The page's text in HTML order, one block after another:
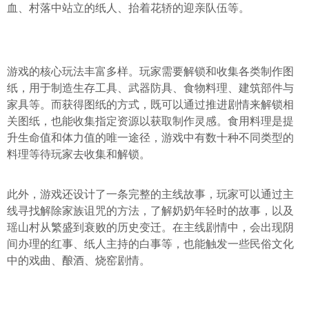
血、村落中站立的纸人、抬着花轿的迎亲队伍等。
游戏的核心玩法丰富多样。玩家需要解锁和收集各类制作图
纸，用于制造生存工具、武器防具、食物料理、建筑部件与
家具等。而获得图纸的方式，既可以通过推进剧情来解锁相
关图纸，也能收集指定资源以获取制作灵感。食用料理是提
升生命值和体力值的唯一途径，游戏中有数十种不同类型的
料理等待玩家去收集和解锁。
此外，游戏还设计了一条完整的主线故事，玩家可以通过主
线寻找解除家族诅咒的方法，了解奶奶年轻时的故事，以及
瑶山村从繁盛到衰败的历史变迁。在主线剧情中，会出现阴
间办理的红事、纸人主持的白事等，也能触发一些民俗文化
中的戏曲、酿酒、烧窑剧情。